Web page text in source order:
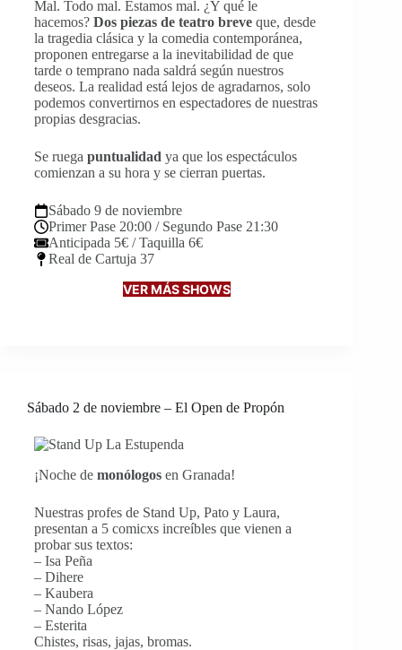
Mal. Todo mal. Estamos mal. ¿Y qué le
hacemos? Dos piezas de teatro breve que, desde
la tragedia clásica y la comedia contemporánea,
proponen entregarse a la inevitabilidad de que
tarde o temprano nada saldrá según nuestros
deseos. La realidad está lejos de agradarnos, solo
podemos convertirnos en espectadores de nuestras
propias desgracias.
Se ruega puntualidad ya que los espectáculos
comienzan a su hora y se cierran puertas.
Sábado 9 de noviembre
Primer Pase 20:00 / Segundo Pase 21:30
Anticipada 5€ / Taquilla 6€
Real de Cartuja 37
VER MÁS SHOWS
Sábado 2 de noviembre – El Open de Propón
¡Noche de monólogos en Granada!
Nuestras profes de Stand Up, Pato y Laura,
presentan a 5 comicxs increíbles que vienen a
probar sus textos:
– Isa Peña
– Dihere
– Kaubera
– Nando López
– Esterita
Chistes, risas, jajas, bromas.